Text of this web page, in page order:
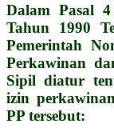
Dalam Pasal
Tahun 1990
Pemerintah
Perkawinan
Sipil diatur
izin
PP tersebut: